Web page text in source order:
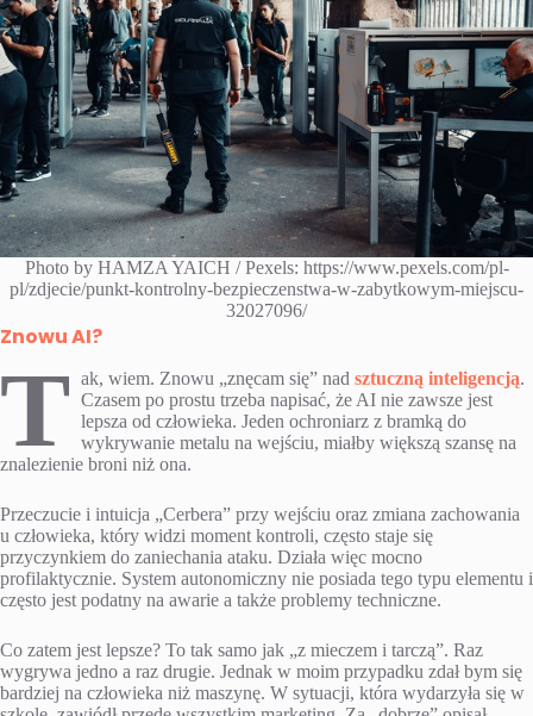
Photo by HAMZA YAICH / Pexels: https://www.pexels.com/pl-
pl/zdjecie/punkt-kontrolny-bezpieczenstwa-w-zabytkowym-miejscu-
32027096/
Znowu AI?
T ak, wiem. Znowu „znęcam się” nad sztuczną inteligencją.
Czasem po prostu trzeba napisać, że AI nie zawsze jest
lepsza od człowieka. Jeden ochroniarz z bramką do
wykrywanie metalu na wejściu, miałby większą szansę na
znalezienie broni niż ona.
Przeczucie i intuicja „Cerbera” przy wejściu oraz zmiana zachowania
u człowieka, który widzi moment kontroli, często staje się
przyczynkiem do zaniechania ataku. Działa więc mocno
profilaktycznie. System autonomiczny nie posiada tego typu elementu i
często jest podatny na awarie a także problemy techniczne.
Co zatem jest lepsze? To tak samo jak „z mieczem i tarczą”. Raz
wygrywa jedno a raz drugie. Jednak w moim przypadku zdał bym się
bardziej na człowieka niż maszynę. W sytuacji, która wydarzyła się w